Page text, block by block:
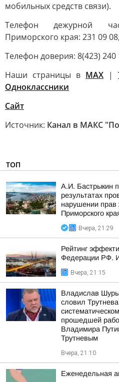
мобильных средств связи).
Телефон дежурной
Приморского края: 231 09
Телефон доверия: 8(423) 240
Наши страницы в MAX |
Одноклассники
Сайт
Источник: Канал в МАКС
ТОП
А.И. Бастрыкин
результатах
нарушении
Приморского
Вчера, 21:29
Рейтинг
Федерации РФ.
Вчера, 21:15
Владислав
словил
прошедшей
Владимира
Трутневым
Вчера, 21:10
Еженедельная